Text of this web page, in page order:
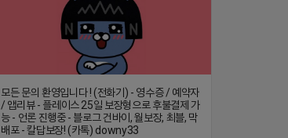
모든 문의 환영입니다 ! (전화기) - 영수증 / 예약자
/ 앱리뷰 - 플레이스 25일 보장형으로 후불결제 가
능 - 언론 진행중 - 블로그 건바이, 월보장, 최블, 막
배포 - 칼답보장! (카톡) downy33